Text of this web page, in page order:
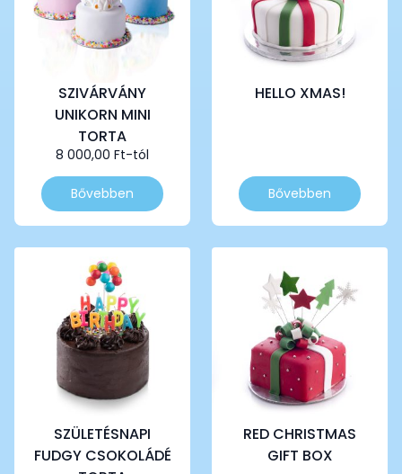
SZIVÁRVÁNY
UNIKORN MINI
TORTA
8 000,00 Ft-tól
Bővebben
Ennek
a
terméknek
variációja
változatok
termékoldalon
választhatók
HELLO XMAS!
Bővebben
Ennek
a
terméknek
változatok
termékoldalon
választhatók
SZÜLETÉSNAPI
FUDGY CSOKOLÁDÉ
RED CHRISTMAS
GIFT BOX